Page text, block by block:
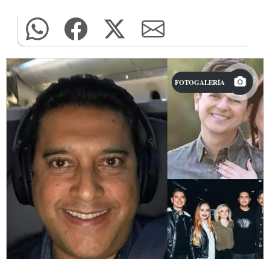
FOTOGALERÍA